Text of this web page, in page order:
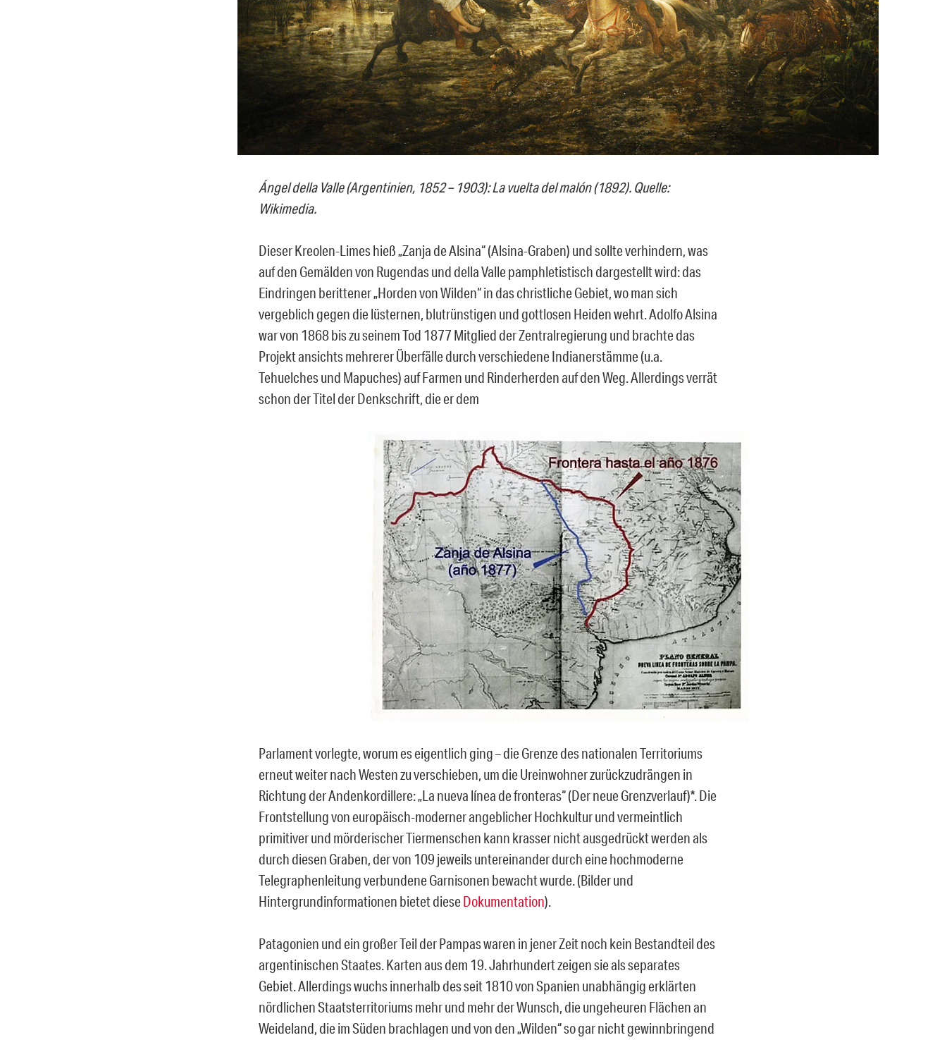
Ángel della Valle (Argentinien, 1852 – 1903): La vuelta del malón (1892). Quelle:
Wikimedia.
Dieser Kreolen-Limes hieß „Zanja de Alsina“ (Alsina-Graben) und sollte verhindern, was
auf den Gemälden von Rugendas und della Valle pamphletistisch dargestellt wird: das
Eindringen berittener „Horden von Wilden“ in das christliche Gebiet, wo man sich
vergeblich gegen die lüsternen, blutrünstigen und gottlosen Heiden wehrt. Adolfo Alsina
war von 1868 bis zu seinem Tod 1877 Mitglied der Zentralregierung und brachte das
Projekt ansichts mehrerer Überfälle durch verschiedene Indianerstämme (u.a.
Tehuelches und Mapuches) auf Farmen und Rinderherden auf den Weg. Allerdings verrät
schon der Titel der Denkschrift, die er dem
Parlament vorlegte, worum es eigentlich ging – die Grenze des nationalen Territoriums
erneut weiter nach Westen zu verschieben, um die Ureinwohner zurückzudrängen in
Richtung der Andenkordillere: „La nueva línea de fronteras“ (Der neue Grenzverlauf)*. Die
Frontstellung von europäisch-moderner angeblicher Hochkultur und vermeintlich
primitiver und mörderischer Tiermenschen kann krasser nicht ausgedrückt werden als
durch diesen Graben, der von 109 jeweils untereinander durch eine hochmoderne
Telegraphenleitung verbundene Garnisonen bewacht wurde. (Bilder und
Hintergrundinformationen bietet dieseDokumentation).
Patagonien und ein großer Teil der Pampas waren in jener Zeit noch kein Bestandteil des
argentinischen Staates. Karten aus dem 19. Jahrhundert zeigen sie als separates
Gebiet. Allerdings wuchs innerhalb des seit 1810 von Spanien unabhängig erklärten
nördlichen Staatsterritoriums mehr und mehr der Wunsch, die ungeheuren Flächen an
Weideland, die im Süden brachlagen und von den „Wilden“ so gar nicht gewinnbringend